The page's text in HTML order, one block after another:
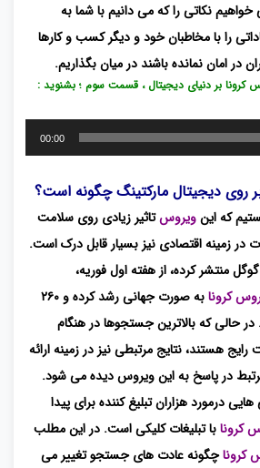
نکاتی را که می دانیم با شما به
را با مخاطبان خود و دیگر کسب و کارها
در امان نمانده باشند در میان بگذاریم.
کرونا بر دنیای دیجیتال ، قسمت سوم ؛ بشنوید :
00:00
روی دیجیتال مارکتینگ چگونه است؟
که اینویروستاثیر زیادی روی سلامت
در زمینه اقتصادی نیز بسیار قابل درک است.
منتشر کرده، از هفته اول فوریه،
کرونا
به صورت جهانی رشد کرده و ۲۶۰
حالی که بالاترین جستجوها در هنگام
هستند، نتایج مرتبطی نیز در زمینه ارائه
در پاسخ به این ویروس دیده می شود.
درمورد هزاران تبلیغ کننده برای پیدا
کرونابا تبلیغات کلیکی است. در این مطلب
کروناچگونه عادت های جستجو تغییر می